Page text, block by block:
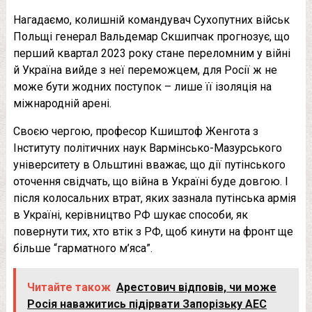
Нагадаємо, колишній командувач Сухопутних військ
Польщі генерал Вальдемар Скшипчак прогнозує, що
перший квартал 2023 року стане переломним у війні
й Україна вийде з неї переможцем, для Росії ж не
може бути жодних поступок – лише її ізоляція на
міжнародній арені.
Своєю чергою, професор Кшиштоф Женгота з
Інституту політичних наук Вармінсько-Мазурського
університету в Ольштині вважає, що дії путінського
оточення свідчать, що війна в Україні буде довгою. І
після колосальних втрат, яких зазнала путінська армія
в Україні, керівництво РФ шукає способи, як
повернути тих, хто втік з РФ, щоб кинути на фронт ще
більше “гарматного м’яса”.
Читайте також Арестович відповів, чи може
Росія наважитись підірвати Запорізьку АЕС